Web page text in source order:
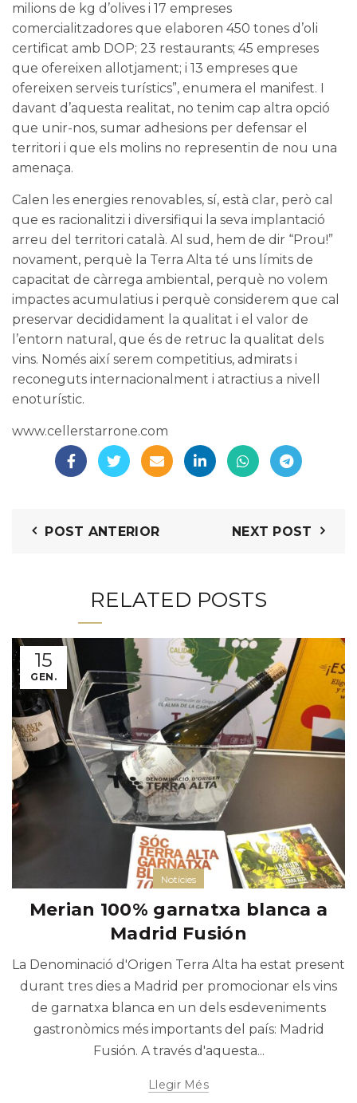
milions de kg d’olives i 17 empreses
comercialitzadores que elaboren 450 tones d’oli
certificat amb DOP; 23 restaurants; 45 empreses
que ofereixen allotjament; i 13 empreses que
ofereixen serveis turístics”, enumera el manifest. I
davant d’aquesta realitat, no tenim cap altra opció
que unir-nos, sumar adhesions per defensar el
territori i que els molins no representin de nou una
amenaça.
Calen les energies renovables, sí, està clar, però cal
que es racionalitzi i diversifiqui la seva implantació
arreu del territori català. Al sud, hem de dir “Prou!”
novament, perquè la Terra Alta té uns límits de
capacitat de càrrega ambiental, perquè no volem
impactes acumulatius i perquè considerem que cal
preservar decididament la qualitat i el valor de
l’entorn natural, que és de retruc la qualitat dels
vins. Només així serem competitius, admirats i
reconeguts internacionalment i atractius a nivell
enoturístic.
www.cellerstarrone.com
POST ANTERIOR NEXT POST
RELATED POSTS
15
GEN.
Notícies
Merian 100% garnatxa blanca a
Madrid Fusión
La Denominació d'Origen Terra Alta ha estat present
durant tres dies a Madrid per promocionar els vins
de garnatxa blanca en un dels esdeveniments
gastronòmics més importants del país: Madrid
Fusión. A través d'aquesta...
Llegir Més